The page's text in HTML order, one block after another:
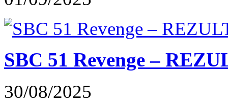
SBC 51 Revenge –
30/08/2025